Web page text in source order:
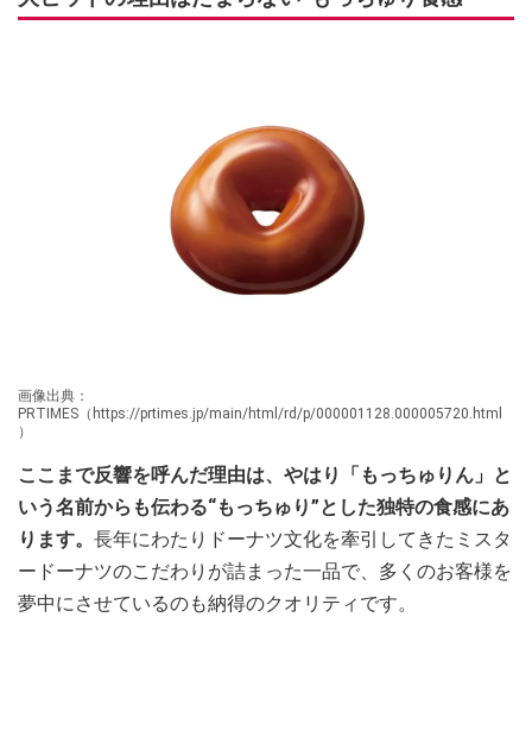
画像出典：
PRTIMES（https://prtimes.jp/main/html/rd/p/000001128.000005720.html
）
ここまで反響を呼んだ理由は、やはり「もっちゅりん」と
いう名前からも伝わる“もっちゅり”とした独特の食感にあ
ります。 長年にわたりドーナツ文化を牽引してきたミスタ
ードーナツのこだわりが詰まった一品で、多くのお客様を
夢中にさせているのも納得のクオリティです。